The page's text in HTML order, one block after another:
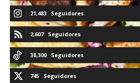
21,483 Seguidores
2,607 Seguidores
38,300 Seguidores
745 Seguidores